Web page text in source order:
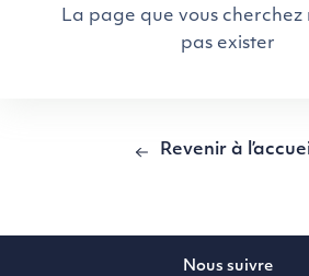
La page que vous cherchez
pas exister
Revenir à
Nous suivre